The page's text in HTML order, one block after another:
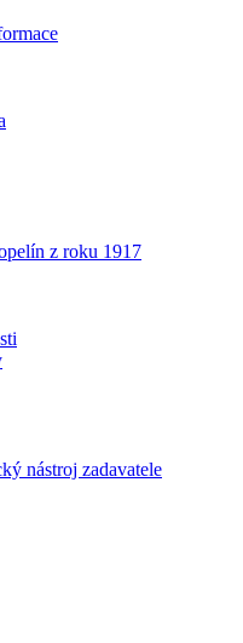
z roku 1917
nástroj zadavatele